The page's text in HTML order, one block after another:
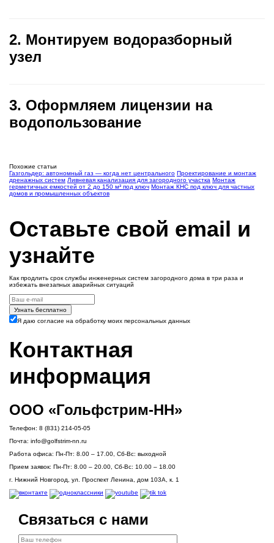
2. Монтируем водоразборный
узел
3. Оформляем лицензии на
водопользование
Похожие статьи
Газгольдер: автономный газ — когда нет центрального Проектирование и монтаж
дренажных систем Ливневая канализация для загородного участка Монтаж
герметичных емкостей от 2 до 150 м³ под ключ Монтаж КНС под ключ для частных
домов и промышленных объектов
Оставьте свой email и
узнайте
Как продлить срок службы инженерных систем загородного дома в три раза и
избежать внезапных аварийных ситуаций
Узнать бесплатно
Я даю согласие на обработку моих персональных данных
Контактная
информация
ООО «Гольфстрим-НН»
Телефон: 8 (831) 214-05-05
Почта: info@golfstrim-nn.ru
Работа офиса: Пн-Пт: 8.00 – 17.00, Сб-Вс: выходной
Прием заявок: Пн-Пт: 8.00 – 20.00, Сб-Вс: 10.00 – 18.00
г. Нижний Новгород, ул. Проспект Ленина, дом 103А, к. 1
Связаться с нами